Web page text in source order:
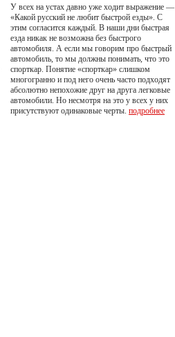
У всех на устах давно уже ходит выражение —
«Какой русский не любит быстрой езды». С
этим согласится каждый. В наши дни быстрая
езда никак не возможна без быстрого
автомобиля. А если мы говорим про быстрый
автомобиль, то мы должны понимать, что это
спорткар. Понятие «спорткар» слишком
многогранно и под него очень часто подходят
абсолютно непохожие друг на друга легковые
автомобили. Но несмотря на это у всех у них
присутствуют одинаковые черты. подробнее